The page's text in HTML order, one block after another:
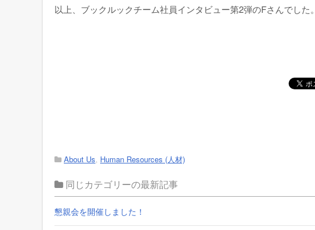
以上、ブックルックチーム社員インタビュー第2弾のFさんでした
About Us, Human Resources (人材)
同じカテゴリーの最新記事
懇親会を開催しました！